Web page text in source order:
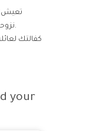
تعيش
نزوحهم إلى شمال سوريا منذ عدة سنوات.
كفالتك
your